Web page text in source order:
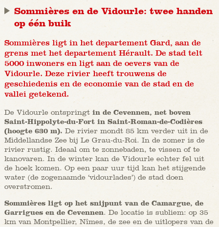
Sommières en de Vidourle: twee handen
op één buik
Sommières ligt in het departement Gard, aan de
grens met het departement Hérault. De stad telt
5000 inwoners en ligt aan de oevers van de
Vidourle. Deze rivier heeft trouwens de
geschiedenis en de economie van de stad en de
vallei getekend.
De Vidourle ontspringt in de Cevennen, net boven
Saint-Hippolyte-du-Fort in Saint-Roman-de-Codières
(hoogte 630 m). De rivier mondt 85 km verder uit in de
Middellandse Zee bij Le Grau-du-Roi. In de zomer is de
rivier rustig. Ideaal om te zonnebaden, te vissen of te
kanovaren. In de winter kan de Vidourle echter fel uit
de hoek komen. Op een paar uur tijd kan het stijgende
water (de zogenaamde ‘vidourlades’) de stad doen
overstromen.
Sommières ligt op het snijpunt van de Camargue, de
Garrigues en de Cevennen. De locatie is subliem: op 35
km van Montpellier, Nîmes, de zee en de uitlopers van de